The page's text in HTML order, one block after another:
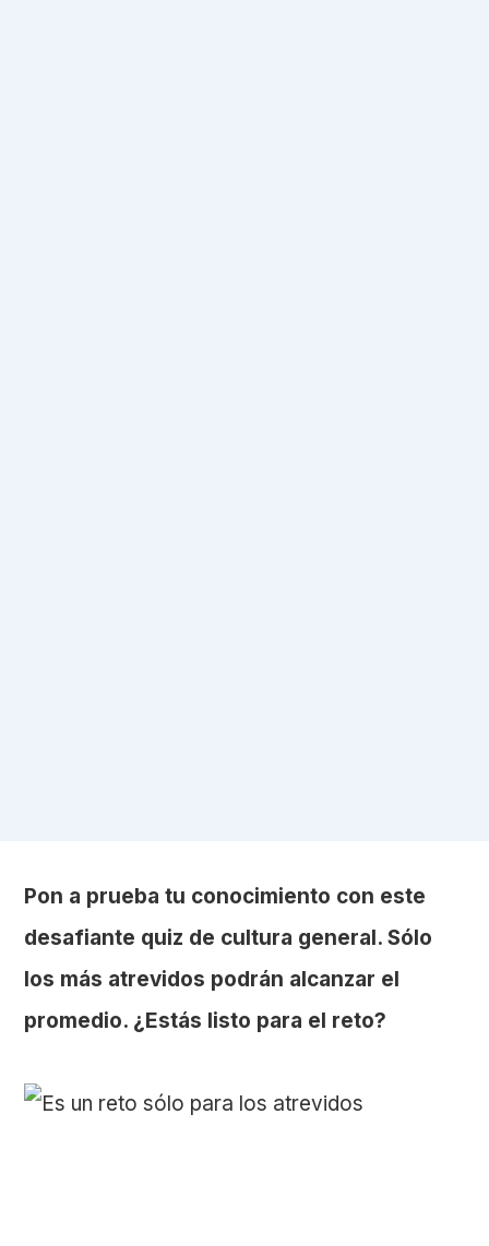
Pon a prueba tu conocimiento con este
desafiante quiz de cultura general. Sólo
los más atrevidos podrán alcanzar el
promedio. ¿Estás listo para el reto?